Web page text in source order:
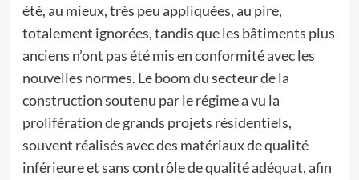
été, au mieux, très peu appliquées, au pire,
totalement ignorées, tandis que les bâtiments plus
anciens n’ont pas été mis en conformité avec les
nouvelles normes. Le boom du secteur de la
construction soutenu par le régime a vu la
prolifération de grands projets résidentiels,
souvent réalisés avec des matériaux de qualité
inférieure et sans contrôle de qualité adéquat, afin